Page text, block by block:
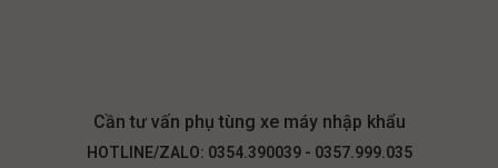
Cần tư vấn phụ tùng xe máy nhập khẩu
HOTLINE/ZALO: 0354.390039 - 0357.999.035